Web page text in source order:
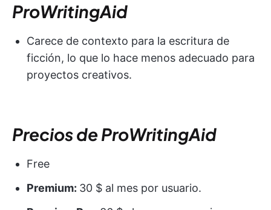
ProWritingAid
Carece de contexto para la escritura de
ficción, lo que lo hace menos adecuado para
proyectos creativos.
Precios de ProWritingAid
Free
Premium: 30 $ al mes por usuario.